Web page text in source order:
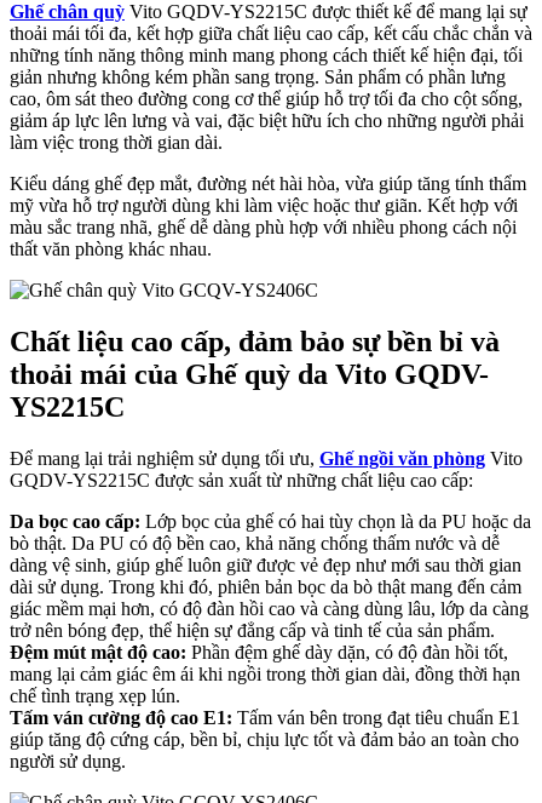
Ghế chân quỳ Vito GQDV-YS2215C được thiết kế để mang lại sự
thoải mái tối đa, kết hợp giữa chất liệu cao cấp, kết cấu chắc chắn và
những tính năng thông minh mang phong cách thiết kế hiện đại, tối
giản nhưng không kém phần sang trọng. Sản phẩm có phần lưng
cao, ôm sát theo đường cong cơ thể giúp hỗ trợ tối đa cho cột sống,
giảm áp lực lên lưng và vai, đặc biệt hữu ích cho những người phải
làm việc trong thời gian dài.
Kiểu dáng ghế đẹp mắt, đường nét hài hòa, vừa giúp tăng tính thẩm
mỹ vừa hỗ trợ người dùng khi làm việc hoặc thư giãn. Kết hợp với
màu sắc trang nhã, ghế dễ dàng phù hợp với nhiều phong cách nội
thất văn phòng khác nhau.
Chất liệu cao cấp, đảm bảo sự bền bỉ và
thoải mái của Ghế quỳ da Vito GQDV-
YS2215C
Để mang lại trải nghiệm sử dụng tối ưu, Ghế ngồi văn phòng Vito
GQDV-YS2215C được sản xuất từ những chất liệu cao cấp:
Da bọc cao cấp: Lớp bọc của ghế có hai tùy chọn là da PU hoặc da
bò thật. Da PU có độ bền cao, khả năng chống thấm nước và dễ
dàng vệ sinh, giúp ghế luôn giữ được vẻ đẹp như mới sau thời gian
dài sử dụng. Trong khi đó, phiên bản bọc da bò thật mang đến cảm
giác mềm mại hơn, có độ đàn hồi cao và càng dùng lâu, lớp da càng
trở nên bóng đẹp, thể hiện sự đẳng cấp và tinh tế của sản phẩm.
Đệm mút mật độ cao: Phần đệm ghế dày dặn, có độ đàn hồi tốt,
mang lại cảm giác êm ái khi ngồi trong thời gian dài, đồng thời hạn
chế tình trạng xẹp lún.
Tấm ván cường độ cao E1: Tấm ván bên trong đạt tiêu chuẩn E1
giúp tăng độ cứng cáp, bền bỉ, chịu lực tốt và đảm bảo an toàn cho
người sử dụng.